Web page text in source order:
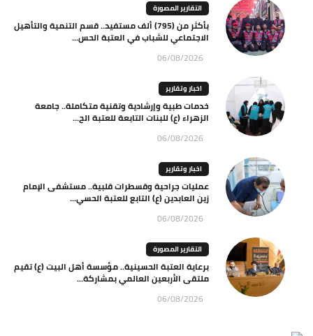
التقارير المصورة
بأكثر من (795) ألف مستفيد.. قسم التنمية والتأهيل
الاجتماعي للشباب في العتبة الحس...
06/08/2026
اخبار وتقارير
خدمات طبية وإرشادية وتقنية متكاملة.. جامعة
الزهراء (ع) للبنات التابعة للعتبة الح...
06/08/2026
اخبار وتقارير
عمليات جراحية وقسطرات قلبية.. مستشفى الإمام
زين العابدين (ع) التابع للعتبة الحسي...
06/08/2026
التقارير المصورة
برعاية العتبة الحسينية.. مؤسسة أهل البيت (ع) تقيم
ملتقى الأربعين العالمي بمشاركة...
06/08/2026